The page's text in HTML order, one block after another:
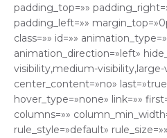
padding_top=»»
padding_left=»»
class=»» id=»»
animation_direction=»left»
visibility,medium-visibility,large-
center_content=»no»
hover_type=»none» link=»»
columns=»»
rule_style=»default»